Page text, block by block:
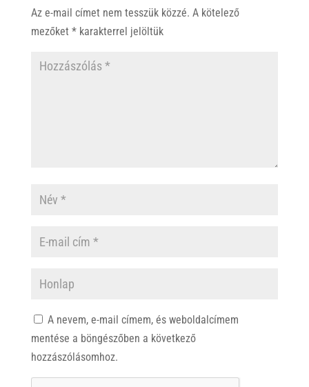
Az e-mail címet nem tesszük közzé. A kötelező
mezőket *karakterrel jelöltük
A nevem, e-mail címem, és weboldalcímem
mentése a böngészőben a következő
hozzászólásomhoz.